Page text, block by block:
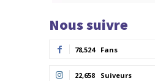
Nous suivre
78,524 Fans
22,658 Suiveurs